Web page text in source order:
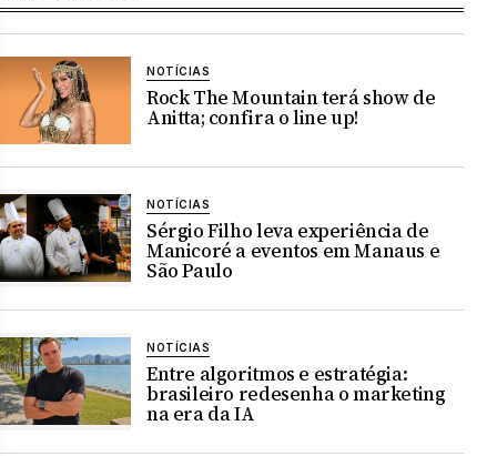
NOTÍCIAS
Rock The Mountain terá show de
Anitta; confira o line up!
NOTÍCIAS
Sérgio Filho leva experiência de
Manicoré a eventos em Manaus e
São Paulo
NOTÍCIAS
Entre algoritmos e estratégia:
brasileiro redesenha o marketing
na era da IA